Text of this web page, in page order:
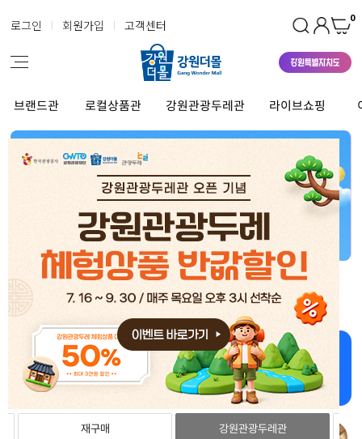
로그인 회원가입 고객센터 0
브랜드관 로컬상품관 강원관광두레관 라이브쇼핑
재구매 강원관광두레관
강원더몰 상품 좋아~ 너무 좋아~
강원더몰 추천상품 추천드립니다!